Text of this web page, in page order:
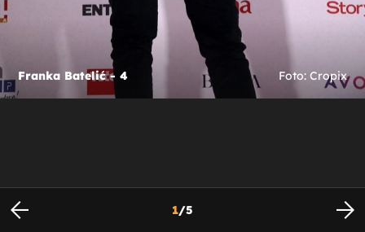
Franka Batelić - 4 Foto: Cropix
1/5